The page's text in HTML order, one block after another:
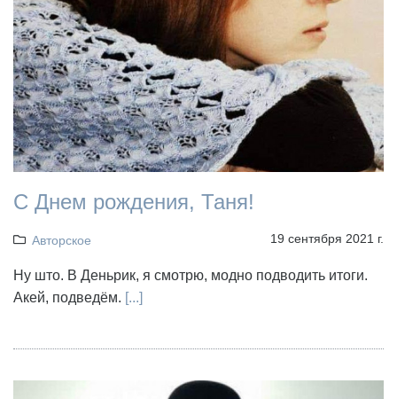
С Днем рождения, Таня!
Авторское 19 сентября 2021 г.
Ну што. В Деньрик, я смотрю, модно подводить итоги.
Акей, подведём. [...]